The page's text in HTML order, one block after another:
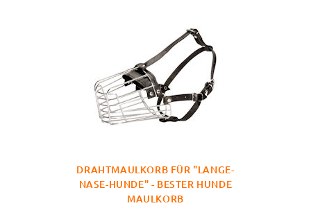
DRAHTMAULKORB FÜR "LANGE-
NASE-HUNDE" - BESTER HUNDE
MAULKORB